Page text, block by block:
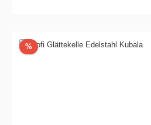
%Rabatt